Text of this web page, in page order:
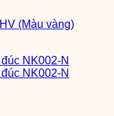
(Màu vàng)